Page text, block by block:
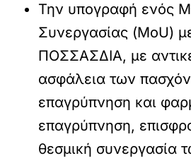
Την υπογραφή ενός
Συνεργασίας (MoU)
ΠΟΣΣΑΣΔΙΑ, με
ασφάλεια των
επαγρύπνηση και
επαγρύπνηση,
θεσμική συνεργασία